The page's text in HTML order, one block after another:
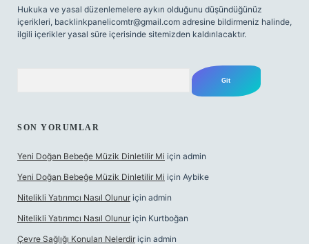
Hukuka ve yasal düzenlemelere aykırı olduğunu düşündüğünüz
içerikleri, backlinkpanelicomtr@gmail.com adresine bildirmeniz halinde,
ilgili içerikler yasal süre içerisinde sitemizden kaldırılacaktır.
SON YORUMLAR
Yeni Doğan Bebeğe Müzik Dinletilir Mi için admin
Yeni Doğan Bebeğe Müzik Dinletilir Mi için Aybike
Nitelikli Yatırımcı Nasıl Olunur için admin
Nitelikli Yatırımcı Nasıl Olunur için Kurtboğan
Çevre Sağlığı Konuları Nelerdir için admin